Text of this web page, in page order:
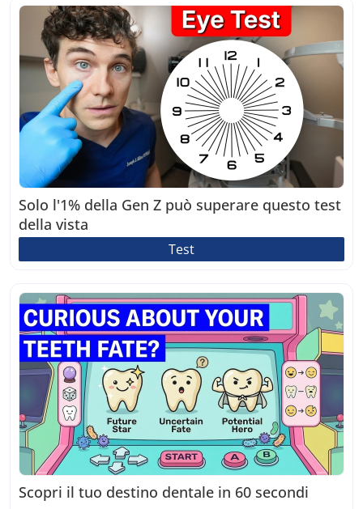
Solo l'1% della Gen Z può superare questo test
della vista
Test
Scopri il tuo destino dentale in 60 secondi